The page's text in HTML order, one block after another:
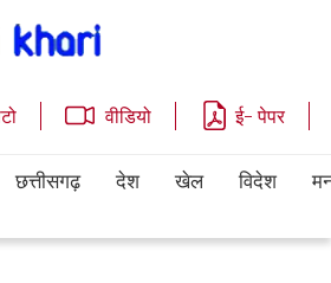
वीडियो ई- पेपर
छत्तीसगढ़ देश खेल विदेश